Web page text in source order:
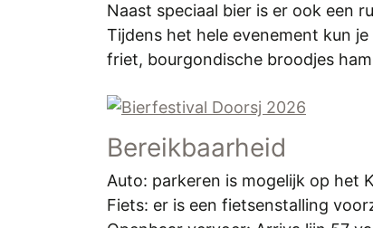
Naast speciaal bier is er ook een
Tijdens het hele evenement kun
friet, bourgondische broodjes
Bereikbaarheid
Auto: parkeren is mogelijk op het
Fiets: er is een fietsenstalling